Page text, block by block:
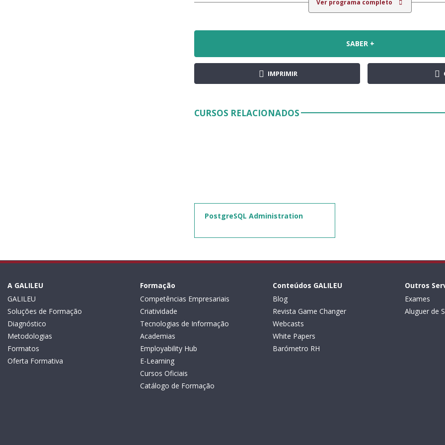
Ver programa completo
SABER +
IMPRIMIR
CURSOS RELACIONADOS
PostgreSQL Administration
A GALILEU
GALILEU
Soluções de Formação
Diagnóstico
Metodologias
Formatos
Oferta Formativa
Formação
Competências Empresariais
Criatividade
Tecnologias de Informação
Academias
Employability Hub
E-Learning
Cursos Oficiais
Catálogo de Formação
Conteúdos GALILEU
Blog
Revista Game Changer
Webcasts
White Papers
Barómetro RH
Outros
Exames
Aluguer de